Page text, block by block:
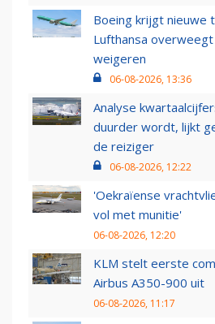
Boeing krijgt nieuwe
Lufthansa
weigeren
06-08-2026, 13:36
Analyse
duurder wordt, lijkt
de reiziger
06-08-2026, 12:22
'Oekraïense
vol met munitie'
06-08-2026, 12:20
KLM stelt eerste
Airbus A350-900 uit
06-08-2026, 11:17